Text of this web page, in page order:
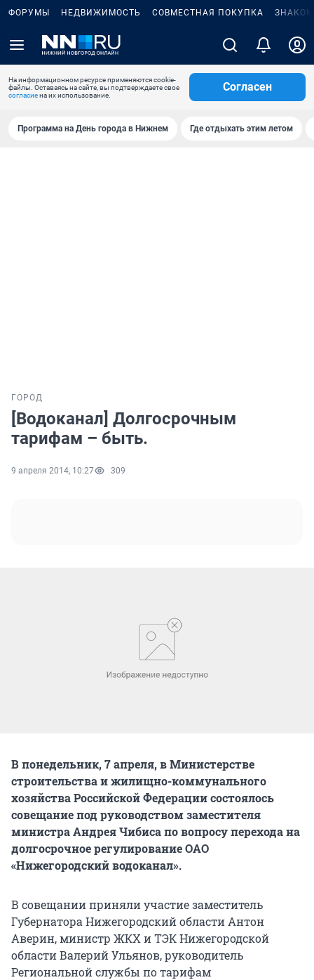
ФОРУМЫ НЕДВИЖИМОСТЬ СОВМЕСТНАЯ ПОКУПКА
На информационном ресурсе применяются cookie-
файлы. Оставаясь на сайте, вы подтверждаете свое
согласиена их использование.
Согласен
Программа на День города в Нижнем Где отдыхать этим летом
ГОРОД
[Водоканал] Долгосрочным
тарифам – быть.
9 апреля 2014, 10:27 309
В понедельник, 7 апреля, в Министерстве
строительства и жилищно-коммунального
хозяйства Российской Федерации состоялось
совещание под руководством заместителя
министра Андрея Чибиса по вопросу перехода на
долгосрочное регулирование ОАО
«Нижегородский водоканал».
В совещании приняли участие заместитель
Губернатора Нижегородский области Антон
Аверин, министр ЖКХ и ТЭК Нижегородской
области Валерий Ульянов, руководитель
Региональной службы по тарифам